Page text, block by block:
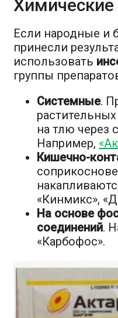
Если народные и
принесли
использовать
группы
Системные.
на тлю через
Например,
Кишечно-
«Кинмикс»,
На основе
соединений.
«Карбофос».